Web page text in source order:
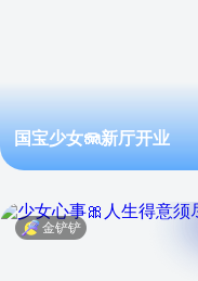
国宝少女🪼新厅开业
金铲铲